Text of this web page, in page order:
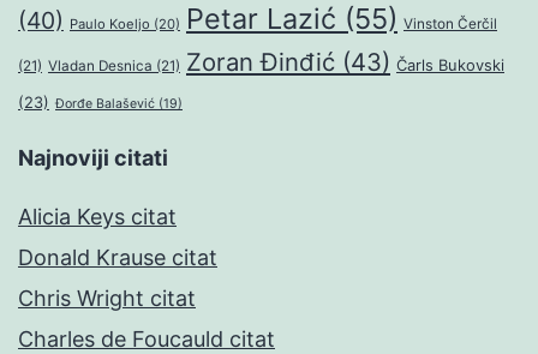
(40) Paulo Koeljo (20) Petar Lazić (55) Vinston Čerčil
(21) Vladan Desnica (21) Zoran Đinđić (43) Čarls Bukovski
(23) Đorđe Balašević (19)
Najnoviji citati
Alicia Keys citat
Donald Krause citat
Chris Wright citat
Charles de Foucauld citat